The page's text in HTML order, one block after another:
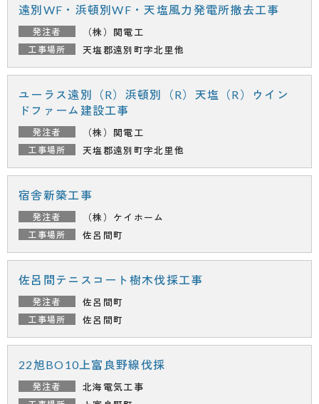
（株）関電工
遠別WF・浜頓別WF・天塩風力発電所撤去工事
天塩郡遠別町字北里他
（株）関電工
ユーラス遠別（R）浜頓別（R）天塩（R）ウイン
ドファーム建設工事
天塩郡遠別町字北里他
（株）ケイホーム
宿舎新築工事
佐呂間町
佐呂間町
佐呂間テニスコート樹木伐採工事
佐呂間町
北海電気工事
22旭BO10上富良野線伐採